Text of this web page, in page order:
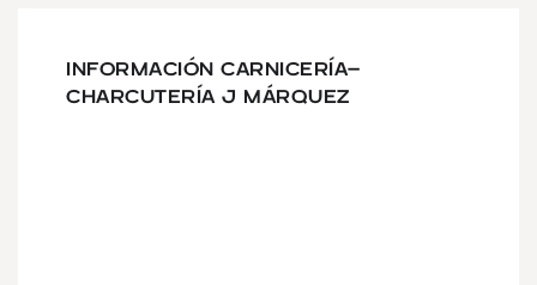
INFORMACIÓN CARNICERÍA-
CHARCUTERÍA J MÁRQUEZ